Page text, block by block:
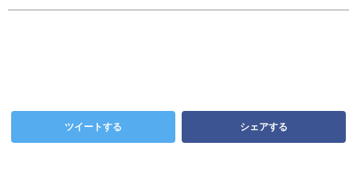
ツイートする シェアする